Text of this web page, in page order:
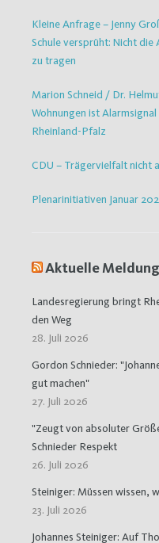
Kleine Anfrage – Jenny
Schule versprüht: Nicht
zu tragen
Marion Schneid / Dr.
Wohnungen ist
Rheinland-Pfalz
CDU – Trägervielfalt nicht
Plenarinitiativen Januar
Aktuelle
Landesregierung bringt
den Weg
28. Juli 2026
Gordon Schnieder:
gut machen"
27. Juli 2026
"Zeugt von absoluter
Schnieder Respekt
26. Juli 2026
Steiniger: Müssen wissen,
23. Juli 2026
Johannes Steiniger: Auf